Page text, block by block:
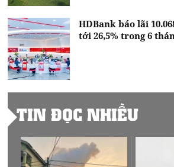
HDBank báo lãi
tới 26,5% trong 6
TIN ĐỌC NHIỀU